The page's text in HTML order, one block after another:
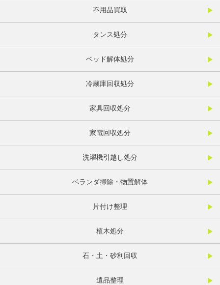
不用品買取
タンス処分
ベッド解体処分
冷蔵庫回収処分
家具回収処分
家電回収処分
洗濯機引越し処分
ベランダ掃除・物置解体
片付け整理
植木処分
石・土・砂利回収
遺品整理